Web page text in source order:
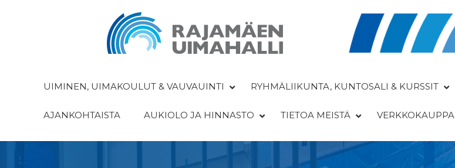
UIMINEN, UIMAKOULUT & VAUVAUINTI RYHMÄLIIKUNTA, KUNTOSALI & KURSSIT
AJANKOHTAISTA AUKIOLO JA HINNASTO TIETOA MEISTÄ VERKKOKAUPPA